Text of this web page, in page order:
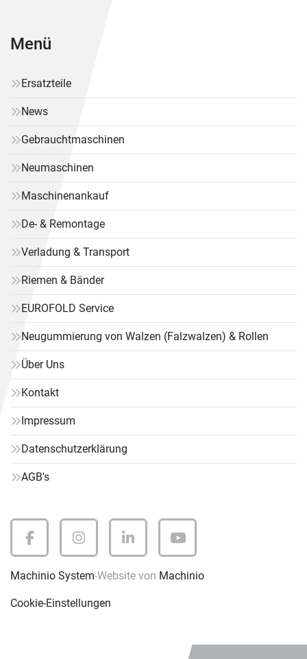
Menü
Ersatzteile
News
Gebrauchtmaschinen
Neumaschinen
Maschinenankauf
De- & Remontage
Verladung & Transport
Riemen & Bänder
EUROFOLD Service
Neugummierung von Walzen (Falzwalzen) & Rollen
Über Uns
Kontakt
Impressum
Datenschutzerklärung
AGB's
facebookinstagramlinkedinyoutube
Machinio System-Website von Machinio
Cookie-Einstellungen